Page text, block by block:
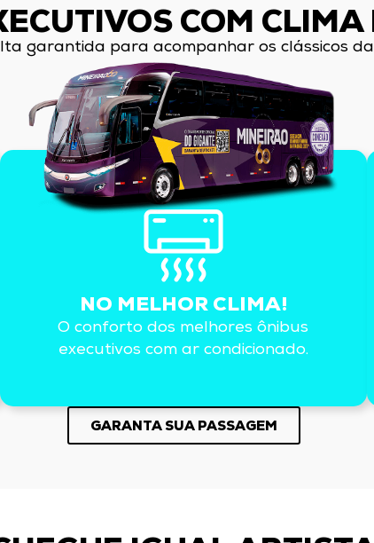
COM CLIMA
garantida para acompanhar os clássicos
NO MELHOR CLIMA!
O conforto dos melhores ônibus
executivos com ar condicionado.
GARANTA SUA PASSAGEM